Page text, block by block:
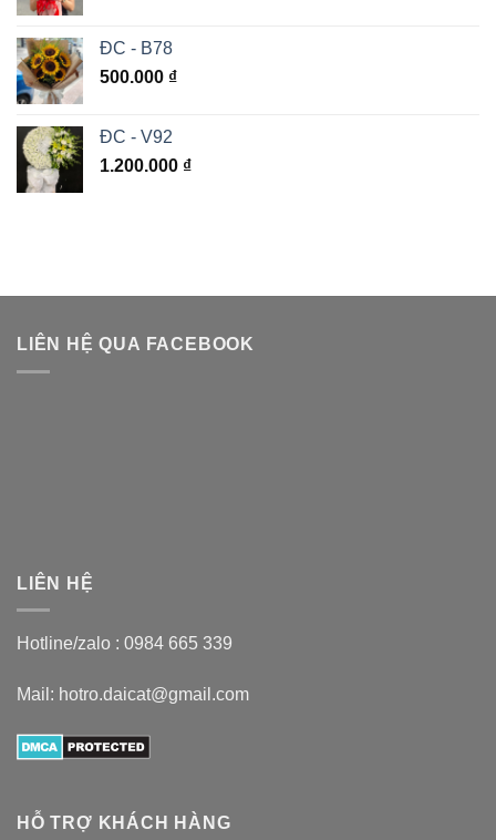
ĐC - B78
500.000 ₫
ĐC - V92
1.200.000 ₫
LIÊN HỆ QUA FACEBOOK
LIÊN HỆ
Hotline/zalo : 0984 665 339
Mail: hotro.daicat@gmail.com
HỖ TRỢ KHÁCH HÀNG